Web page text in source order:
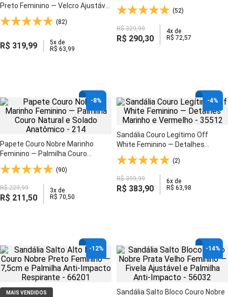
Preto Feminino — Velcro Ajustável
e Palmilha em Couro Natural - 295
(82)
R$ 319,99 5x de
R$ 63,99
e Palmilha Anti-Impacto - 56032
(52)
R$ 329,99
R$ 290,30
4x de
R$ 72,57
-8%
Papete Couro Nobre Marinho
Feminino — Palmilha Couro
Natural e Solado Anatômico - 214
(90)
R$ 229,99
R$ 211 ,50
3x de
R$ 70,50
-4%
Sandália Couro Legítimo Off
White Feminino — Detalhes
Marinho e Vermelho - 35512
(2)
R$ 399,99
R$ 383,90
6x de
R$ 63,98
-12%
MAIS VENDIDOS
-14%
Sandália Salto Bloco Couro Nobre